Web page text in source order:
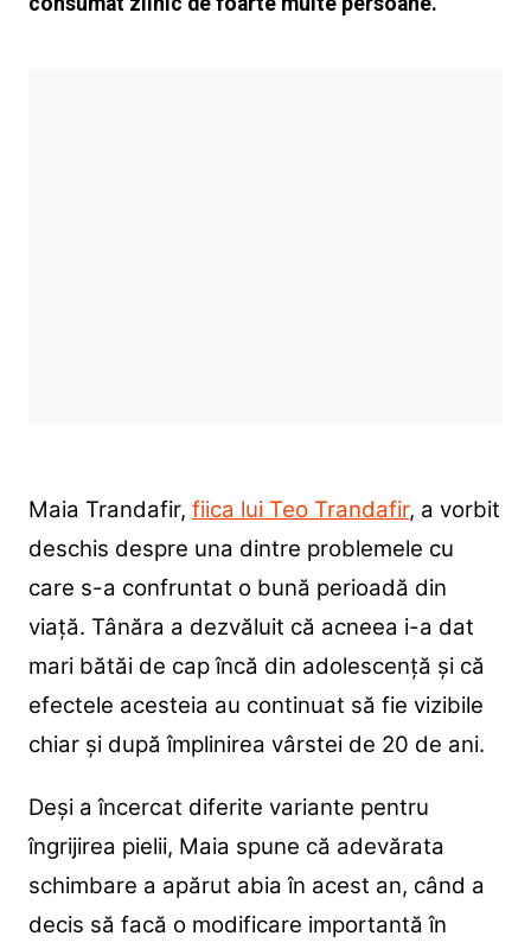
Maia Trandafir, fiica lui Teo Trandafir, a vorbit
deschis despre una dintre problemele cu
care s-a confruntat o bună perioadă din
viață. Tânăra a dezvăluit că acneea i-a dat
mari bătăi de cap încă din adolescență și că
efectele acesteia au continuat să fie vizibile
chiar și după împlinirea vârstei de 20 de ani.
Deși a încercat diferite variante pentru
îngrijirea pielii, Maia spune că adevărata
schimbare a apărut abia în acest an, când a
decis să facă o modificare importantă în